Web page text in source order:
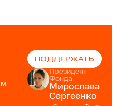
ПОДДЕРЖАТЬ
Президент
Фонда
Мирослава
Сергеенко